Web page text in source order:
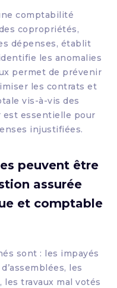
comptabilité
copropriétés,
dépenses, établit
les anomalies
permet de prévenir
les contrats et
vis-à-vis des
est essentielle pour
injustifiées.
peuvent être
assurée
et comptable
sont : les impayés
les
travaux mal votés